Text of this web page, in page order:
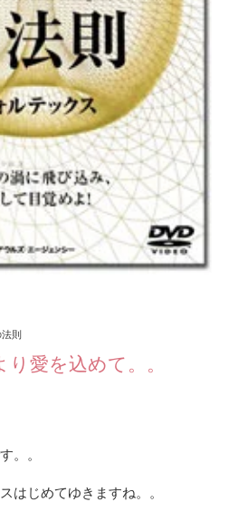
則
愛を込めて。。
。。
はじめてゆきますね。。